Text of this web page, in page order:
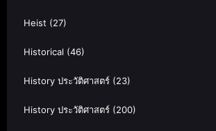
Heist (27)
Historical (46)
History ประวัติศาสตร์ (23)
History ประวัติศาสตร์ (200)